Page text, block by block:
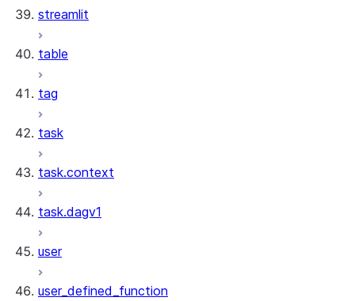
streamlit
table
tag
task
task.context
task.dagv1
user
user_defined_function